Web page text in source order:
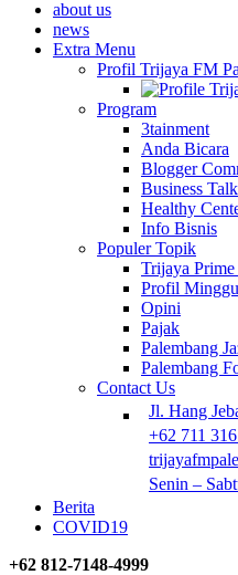
about us
news
Extra Menu
Profil Trijaya FM
Program
3tainment
Anda Bicara
Blogger
Business Talk
Healthy
Info Bisnis
Populer Topik
Trijaya
Profil
Opini
Pajak
Palembang
Palembang
Contact Us
Jl. Hang
+62 711
Senin –
Berita
COVID19
+62 812-7148-4999